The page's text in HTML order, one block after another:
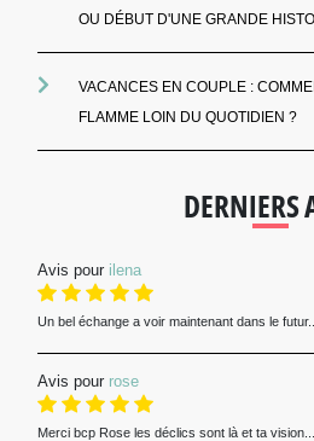
OU DÉBUT D'UNE GRANDE
VACANCES EN COUPLE :
FLAMME LOIN DU QUOTIDIEN ?
DERNIERS
Avis pour ilena
Un bel échange a voir maintenant dans le futur...
Avis pour rose
Merci bcp Rose les déclics sont là et ta vision...